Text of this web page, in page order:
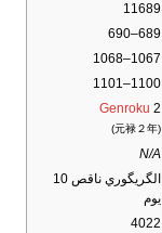
11689
689–690
1067–1068
1100–1101
Genroku 2
(元禄２年)
N/A
الگريگوري ناقص 10
يوم
4022